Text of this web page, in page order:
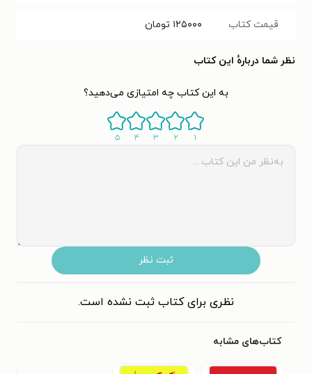
قیمت کتاب ۱۲۵۰۰۰ تومان
نظر شما دربارهٔ این کتاب
به این کتاب چه امتیازی می‌دهید؟
۱ ۲ ۳ ۴ ۵
ثبت نظر
نظری برای کتاب ثبت نشده است.
کتاب‌های مشابه